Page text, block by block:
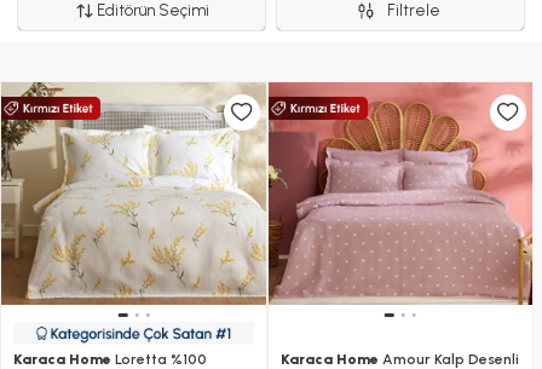
Editörün Seçimi Filtrele
Karaca Home Loretta %100
Karaca Home Amour Kalp Desenli